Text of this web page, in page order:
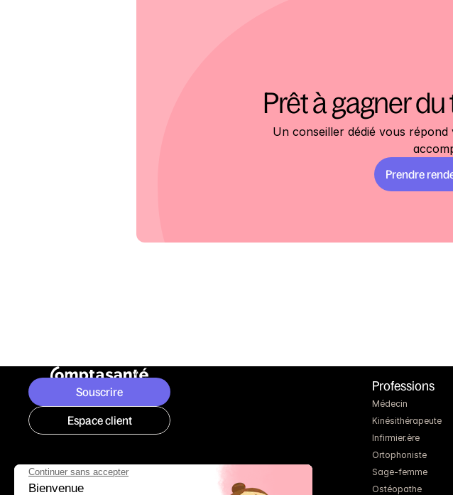
Prêt à gagner
Un conseiller dédié vous
Prendre
Souscrire
Espace client
Professions
Médecin
Kinésithérapeute
Infirmier.ère
Ortophoniste
Sage-femme
Ostéopathe